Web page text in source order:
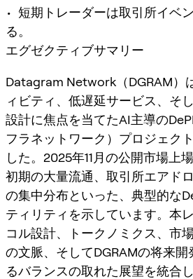
• 短期トレーダーは取引所イベ
る。
エグゼクティブサマリー
Datagram Network（DGRAM）
ィビティ、低遅延サービス、そ
設計に焦点を当てたAI主導の
フラネットワーク）プロジェク
した。2025年11月の公開市場上
初期の大量流通、取引所エアド
の集中分布といった、典型的な
ティリティを示しています。本
コル設計、トークノミクス、市
の文脈、そしてDGRAMの将来
るバランスの取れた展望を統合